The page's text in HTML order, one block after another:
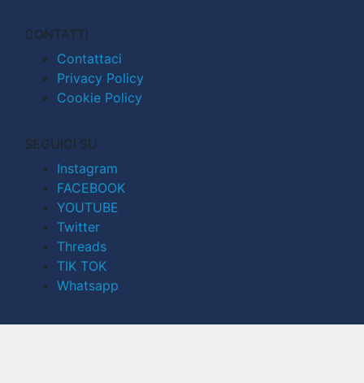
CONTATTI
Contattaci
Privacy Policy
Cookie Policy
SEGUICI SU
Instagram
FACEBOOK
YOUTUBE
Twitter
Threads
TIK TOK
Whatsapp